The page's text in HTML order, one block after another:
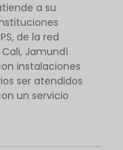
a su
de la red
Jamundí
instalaciones
ser atendidos
un servicio